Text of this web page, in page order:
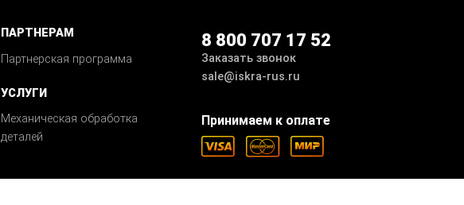
ПАРТНЕРАМ
Партнерская программа
УСЛУГИ
Механическая обработка
деталей
8 800 707 17 52
Заказать звонок
sale@iskra-rus.ru
Принимаем к оплате
Мы в соцсетях